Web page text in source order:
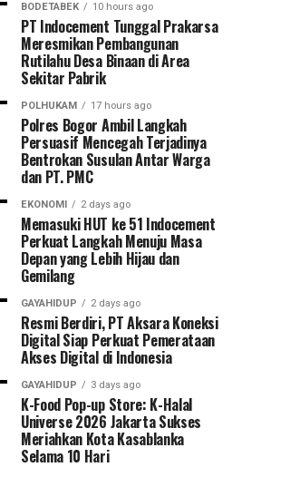
BODETABEK 10 hours ago
PT Indocement Tunggal Prakarsa
Meresmikan Pembangunan
Rutilahu Desa Binaan di Area
Sekitar Pabrik
POLHUKAM 17 hours ago
Polres Bogor Ambil Langkah
Persuasif Mencegah Terjadinya
Bentrokan Susulan Antar Warga
dan PT. PMC
EKONOMI 2 days ago
Memasuki HUT ke 51 Indocement
Perkuat Langkah Menuju Masa
Depan yang Lebih Hijau dan
Gemilang
GAYAHIDUP 2 days ago
Resmi Berdiri, PT Aksara Koneksi
Digital Siap Perkuat Pemerataan
Akses Digital di Indonesia
GAYAHIDUP 3 days ago
K-Food Pop-up Store: K-Halal
Universe 2026 Jakarta Sukses
Meriahkan Kota Kasablanka
Selama 10 Hari